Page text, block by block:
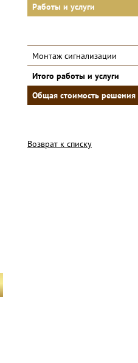
Работы и услуги
Монтаж сигнализации
Итого работы и услуги
Общая стоимость решения
Возврат к списку